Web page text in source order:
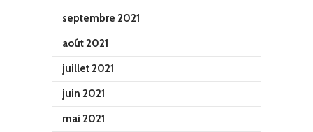
septembre 2021
août 2021
juillet 2021
juin 2021
mai 2021